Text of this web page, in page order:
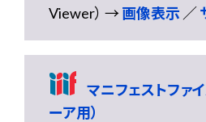
Viewer） →画像表示 ／
マニフェストファ
ーア用）